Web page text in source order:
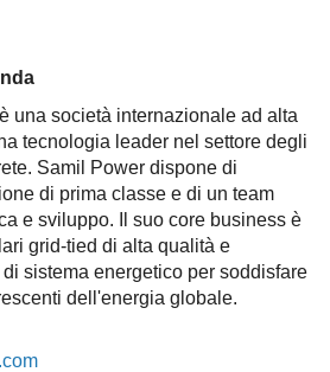
una società internazionale ad alta
tecnologia leader nel settore degli
Samil Power dispone di
di prima classe e di un team
e sviluppo. Il suo core business è
grid-tied di alta qualità e
sistema energetico per soddisfare
dell'energia globale.